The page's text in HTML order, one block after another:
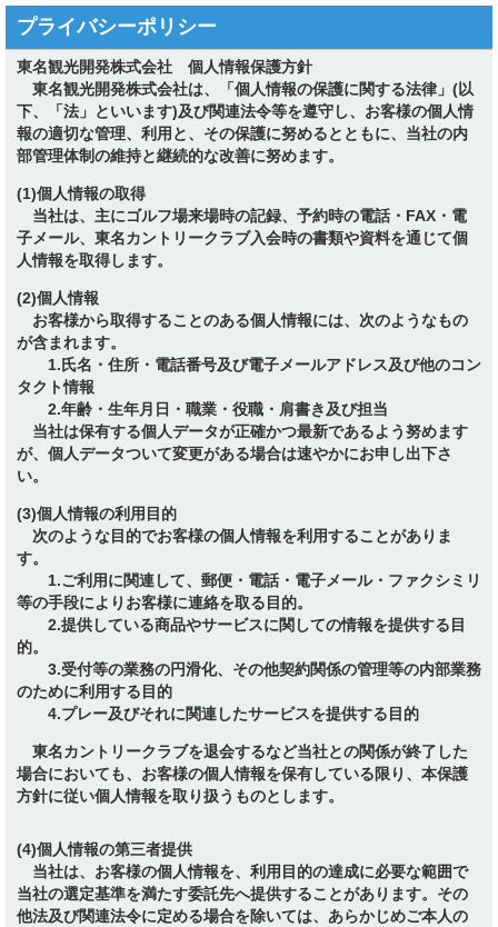
プライバシーポリシー
東名観光開発株式会社 個人情報保護方針
東名観光開発株式会社は、「個人情報の保護に関する法律」(以
下、「法」といいます)及び関連法令等を遵守し、お客様の個人情
報の適切な管理、利用と、その保護に努めるとともに、当社の内
部管理体制の維持と継続的な改善に努めます。
(1)個人情報の取得
当社は、主にゴルフ場来場時の記録、予約時の電話・FAX・電
子メール、東名カントリークラブ入会時の書類や資料を通じて個
人情報を取得します。
(2)個人情報
お客様から取得することのある個人情報には、次のようなもの
が含まれます。
1.氏名・住所・電話番号及び電子メールアドレス及び他のコン
タクト情報
2.年齢・生年月日・職業・役職・肩書き及び担当
当社は保有する個人データが正確かつ最新であるよう努めます
が、個人データついて変更がある場合は速やかにお申し出下さ
い。
(3)個人情報の利用目的
次のような目的でお客様の個人情報を利用することがありま
す。
1.ご利用に関連して、郵便・電話・電子メール・ファクシミリ
等の手段によりお客様に連絡を取る目的。
2.提供している商品やサービスに関しての情報を提供する目
的。
3.受付等の業務の円滑化、その他契約関係の管理等の内部業務
のために利用する目的
4.プレー及びそれに関連したサービスを提供する目的
東名カントリークラブを退会するなど当社との関係が終了した
場合においても、お客様の個人情報を保有している限り、本保護
方針に従い個人情報を取り扱うものとします。
(4)個人情報の第三者提供
当社は、お客様の個人情報を、利用目的の達成に必要な範囲で
当社の選定基準を満たす委託先へ提供することがあります。その
他法及び関連法令に定める場合を除いては、あらかじめご本人の